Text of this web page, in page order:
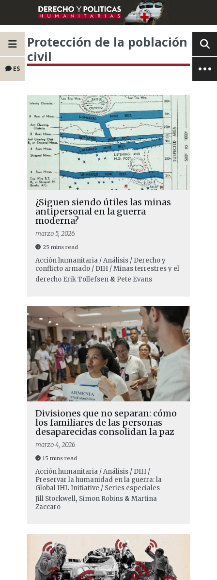
ES
Protección de la población
civil
¿Siguen siendo útiles las minas
antipersonal en la guerra
moderna?
marzo 5, 2026
25 mins read
Acción humanitaria / Análisis / Derecho y
conflicto armado / DIH / Minas terrestres y el
derecho Erik Tollefsen& Pete Evans
Divisiones que no separan: cómo
los familiares de las personas
desaparecidas consolidan la paz
marzo 4, 2026
15 mins read
Acción humanitaria / Análisis / DIH /
Preservar la humanidad en la guerra: la
Global IHL Initiative / Series especiales
Jill Stockwell, Simon Robins& Martina
Zaccaro